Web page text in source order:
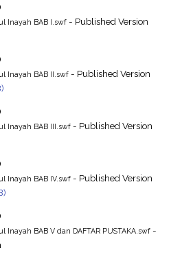
Inayah BAB I.swf- Published Version
Inayah BAB II.swf- Published Version
Inayah BAB III.swf- Published Version
Inayah BAB IV.swf- Published Version
Inayah BAB V dan DAFTAR PUSTAKA.swf-